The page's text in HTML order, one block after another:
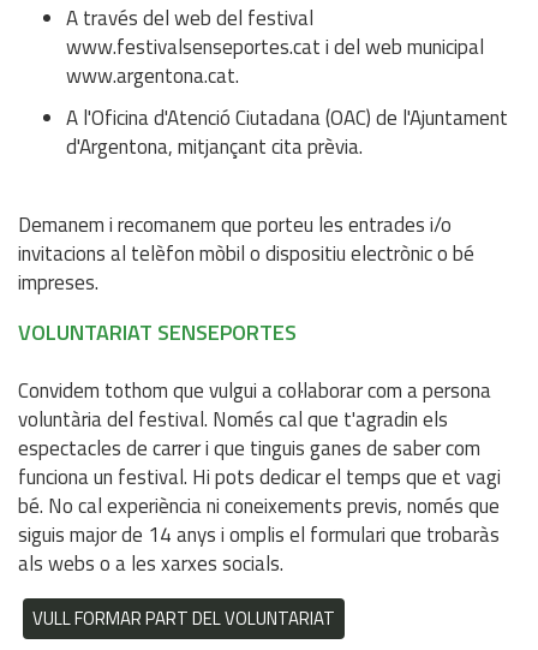
A través del web del festival
www.festivalsenseportes.cat i del web municipal
www.argentona.cat.
A l'Oficina d'Atenció Ciutadana (OAC) de l'Ajuntament
d'Argentona, mitjançant cita prèvia.
Demanem i recomanem que porteu les entrades i/o
invitacions al telèfon mòbil o dispositiu electrònic o bé
impreses.
VOLUNTARIAT SENSEPORTES
Convidem tothom que vulgui a col·laborar com a persona
voluntària del festival. Només cal que t'agradin els
espectacles de carrer i que tinguis ganes de saber com
funciona un festival. Hi pots dedicar el temps que et vagi
bé. No cal experiència ni coneixements previs, només que
siguis major de 14 anys i omplis el formulari que trobaràs
als webs o a les xarxes socials.
VULL FORMAR PART DEL VOLUNTARIAT